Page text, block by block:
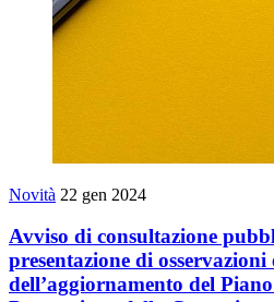
Novità 22 gen 2024
Avviso di consultazione
presentazione di
dell’aggiornamento del